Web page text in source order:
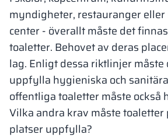
myndigheter, restauranger eller
center - överallt måste det
toaletter. Behovet av deras
lag. Enligt dessa riktlinjer måste
uppfylla hygieniska och
offentliga toaletter måste också
Vilka andra krav måste
platser uppfylla?